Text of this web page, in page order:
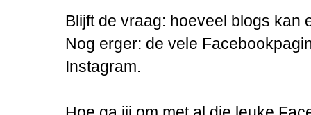
Blijft de vraag: hoeveel blogs kan
Nog erger: de vele
Instagram.